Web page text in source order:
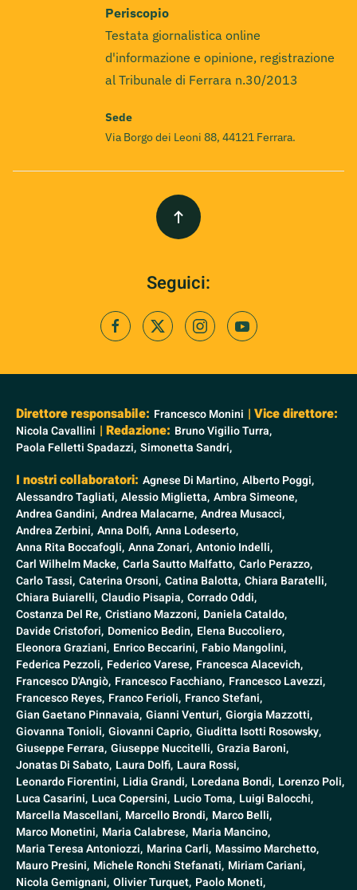
Periscopio
Testata giornalistica online
d'informazione e opinione, registrazione
al Tribunale di Ferrara n.30/2013
Sede
Via Borgo dei Leoni 88, 44121 Ferrara.
Seguici:
Direttore responsabile: Francesco Monini | Vice direttore:
Nicola Cavallini | Redazione: Bruno Vigilio Turra,
Paola Felletti Spadazzi, Simonetta Sandri,
I nostri collaboratori: Agnese Di Martino, Alberto Poggi,
Alessandro Tagliati, Alessio Miglietta, Ambra Simeone,
Andrea Gandini, Andrea Malacarne, Andrea Musacci,
Andrea Zerbini, Anna Dolfi, Anna Lodeserto,
Anna Rita Boccafogli, Anna Zonari, Antonio Indelli,
Carl Wilhelm Macke, Carla Sautto Malfatto, Carlo Perazzo,
Carlo Tassi, Caterina Orsoni, Catina Balotta, Chiara Baratelli,
Chiara Buiarelli, Claudio Pisapia, Corrado Oddi,
Costanza Del Re, Cristiano Mazzoni, Daniela Cataldo,
Davide Cristofori, Domenico Bedin, Elena Buccoliero,
Eleonora Graziani, Enrico Beccarini, Fabio Mangolini,
Federica Pezzoli, Federico Varese, Francesca Alacevich,
Francesco D'Angiò, Francesco Facchiano, Francesco Lavezzi,
Francesco Reyes, Franco Ferioli, Franco Stefani,
Gian Gaetano Pinnavaia, Gianni Venturi, Giorgia Mazzotti,
Giovanna Tonioli, Giovanni Caprio, Giuditta Isotti Rosowsky,
Giuseppe Ferrara, Giuseppe Nuccitelli, Grazia Baroni,
Jonatas Di Sabato, Laura Dolfi, Laura Rossi,
Leonardo Fiorentini, Lidia Grandi, Loredana Bondi, Lorenzo Poli,
Luca Casarini, Luca Copersini, Lucio Toma, Luigi Balocchi,
Marcella Mascellani, Marcello Brondi, Marco Belli,
Marco Monetini, Maria Calabrese, Maria Mancino,
Maria Teresa Antoniozzi, Marina Carli, Massimo Marchetto,
Mauro Presini, Michele Ronchi Stefanati, Miriam Cariani,
Nicola Gemignani, Olivier Turquet, Paolo Moneti,